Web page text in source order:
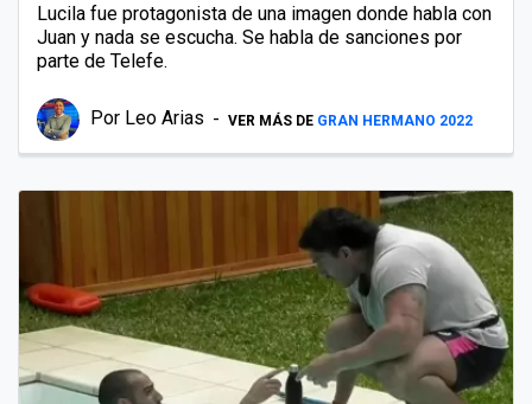
Lucila fue protagonista de una imagen donde habla con
Juan y nada se escucha. Se habla de sanciones por
parte de Telefe.
Por Leo Arias VER MÁS DE GRAN HERMANO 2022